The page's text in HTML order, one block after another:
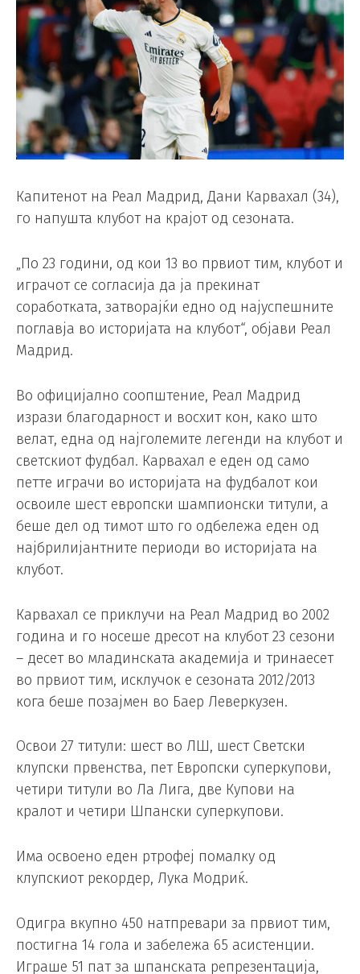
Капитенот на Реал Мадрид, Дани Карвахал (34),
го напушта клубот на крајот од сезоната.
„По 23 години, од кои 13 во првиот тим, клубот и
играчот се согласија да ја прекинат
соработката, затворајќи едно од најуспешните
поглавја во историјата на клубот“, објави Реал
Мадрид.
Во официјално соопштение, Реал Мадрид
изрази благодарност и восхит кон, како што
велат, една од најголемите легенди на клубот и
светскиот фудбал. Карвахал е еден од само
петте играчи во историјата на фудбалот кои
освоиле шест европски шампионски титули, а
беше дел од тимот што го одбележа еден од
најбрилијантните периоди во историјата на
клубот.
Карвахал се приклучи на Реал Мадрид во 2002
година и го носеше дресот на клубот 23 сезони
– десет во младинската академија и тринаесет
во првиот тим, исклучок е сезоната 2012/2013
кога беше позајмен во Баер Леверкузен.
Освои 27 титули: шест во ЛШ, шест Светски
клупски првенства, пет Европски суперкупови,
четири титули во Ла Лига, две Купови на
кралот и четири Шпански суперкупови.
Има освоено еден ртрофеј помалку од
клупскиот рекордер, Лука Модриќ.
Одигра вкупно 450 натпревари за првиот тим,
постигна 14 гола и забележа 65 асистенции.
Играше 51 пат за шпанската репрезентација,